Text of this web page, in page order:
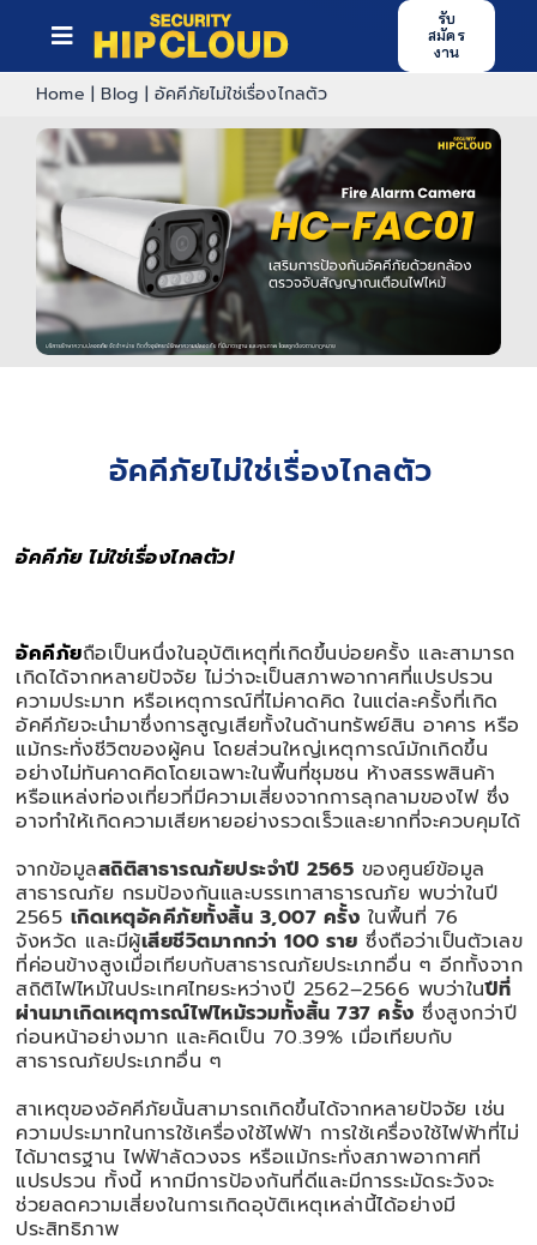
content
Toggle
Navigation
บริการของเรา
ศูนย์ฝึกอบรม
ข่าวสารและกิจกรรม
รับ
สมัคร
งาน
Home | Blog | อัคคีภัยไม่ใช่เรื่องไกลตัว
อัคคีภัยไม่ใช่เรื่องไกลตัว
อัคคีภัย ไม่ใช่เรื่องไกลตัว!
อัคคีภัยถือเป็นหนึ่งในอุบัติเหตุที่เกิดขึ้นบ่อยครั้ง และสามารถ
เกิดได้จากหลายปัจจัย ไม่ว่าจะเป็นสภาพอากาศที่แปรปรวน
ความประมาท หรือเหตุการณ์ที่ไม่คาดคิด ในแต่ละครั้งที่เกิด
อัคคีภัยจะนำมาซึ่งการสูญเสียทั้งในด้านทรัพย์สิน อาคาร หรือ
แม้กระทั่งชีวิตของผู้คน โดยส่วนใหญ่เหตุการณ์มักเกิดขึ้น
อย่างไม่ทันคาดคิดโดยเฉพาะในพื้นที่ชุมชน ห้างสรรพสินค้า
หรือแหล่งท่องเที่ยวที่มีความเสี่ยงจากการลุกลามของไฟ ซึ่ง
อาจทำให้เกิดความเสียหายอย่างรวดเร็วและยากที่จะควบคุมได้
จากข้อมูลสถิติสาธารณภัยประจำปี 2565 ของศูนย์ข้อมูล
สาธารณภัย กรมป้องกันและบรรเทาสาธารณภัย พบว่าในปี
2565 เกิดเหตุอัคคีภัยทั้งสิ้น 3,007 ครั้ง ในพื้นที่ 76
จังหวัด และมีผู้เสียชีวิตมากกว่า 100 ราย ซึ่งถือว่าเป็นตัวเลข
ที่ค่อนข้างสูงเมื่อเทียบกับสาธารณภัยประเภทอื่น ๆ อีกทั้งจาก
สถิติไฟไหม้ในประเทศไทยระหว่างปี 2562–2566 พบว่าในปีที่
ผ่านมาเกิดเหตุการณ์ไฟไหม้รวมทั้งสิ้น 737 ครั้ง ซึ่งสูงกว่าปี
ก่อนหน้าอย่างมาก และคิดเป็น 70.39% เมื่อเทียบกับ
สาธารณภัยประเภทอื่น ๆ
สาเหตุของอัคคีภัยนั้นสามารถเกิดขึ้นได้จากหลายปัจจัย เช่น
ความประมาทในการใช้เครื่องใช้ไฟฟ้า การใช้เครื่องใช้ไฟฟ้าที่ไม่
ได้มาตรฐาน ไฟฟ้าลัดวงจร หรือแม้กระทั่งสภาพอากาศที่
แปรปรวน ทั้งนี้ หากมีการป้องกันที่ดีและมีการระมัดระวังจะ
ช่วยลดความเสี่ยงในการเกิดอุบัติเหตุเหล่านี้ได้อย่างมี
ประสิทธิภาพ